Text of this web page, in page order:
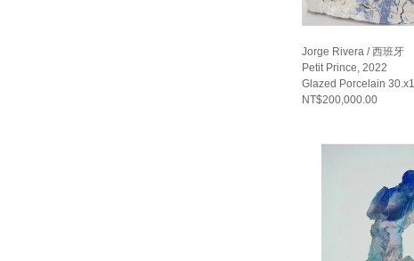
Jorge Rivera / 西班牙
Petit Prince, 2022
Glazed Porcelain
NT$200,000.00